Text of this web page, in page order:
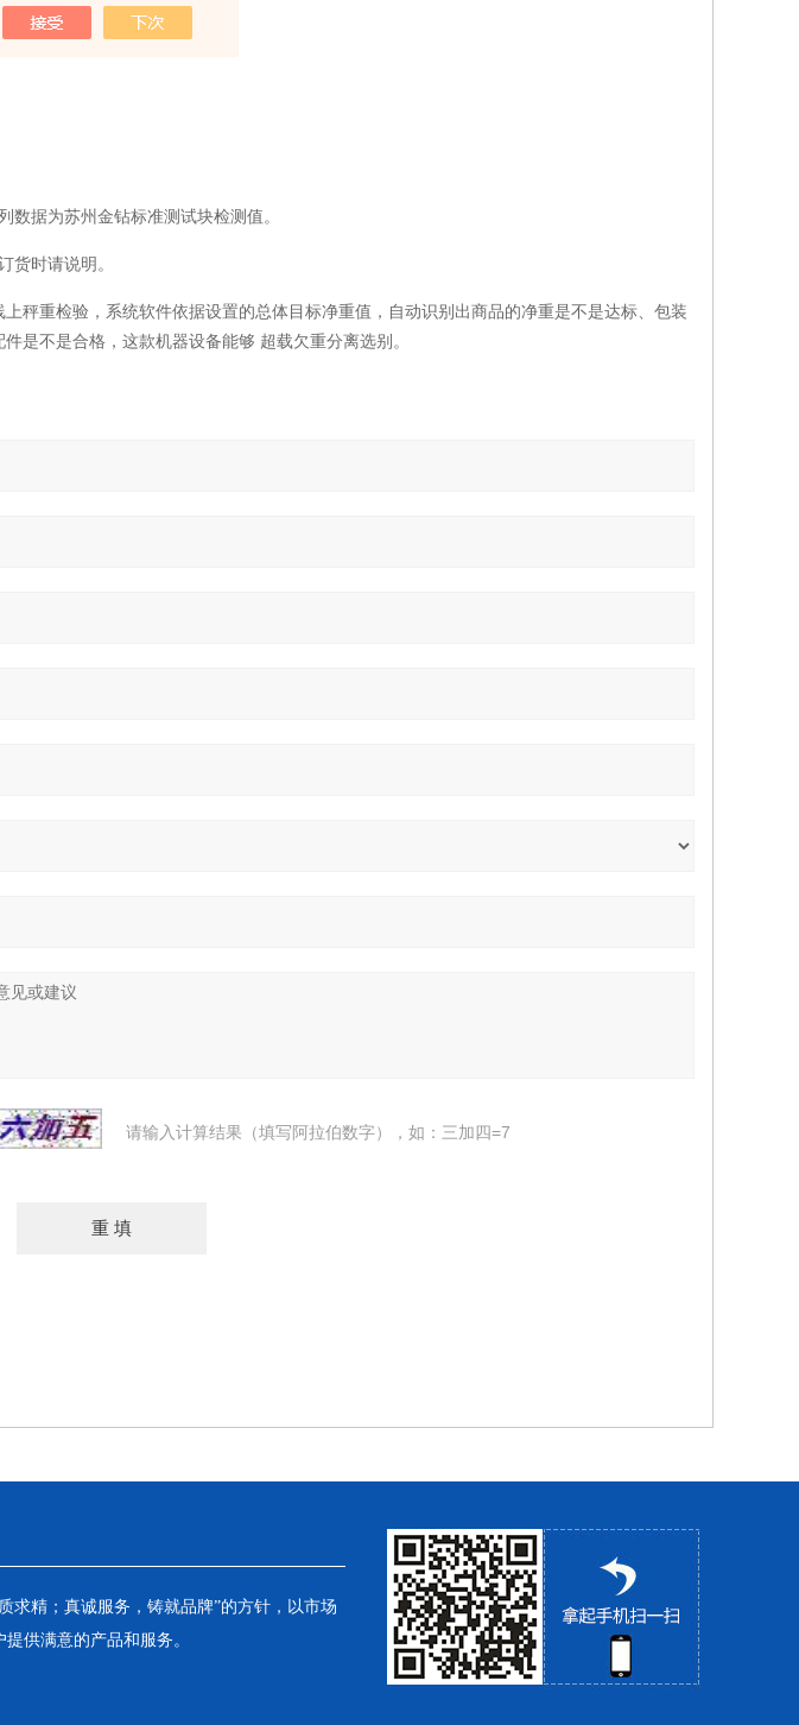
数据为苏州金钻标准测试块检测值。
货时请说明。
秤重检验，系统软件依据设置的总体目标净重值，自动识别出商品的净重是不是达标、包装
是不是合格，这款机器设备能够 超载欠重分离选别。
请输入计算结果（填写阿拉伯数字），如：三加四=7
求精；真诚服务，铸就品牌”的方针，以市场
供满意的产品和服务。